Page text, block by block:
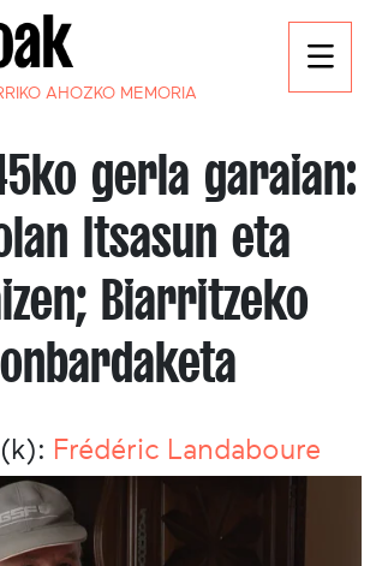
AHOZKO MEMORIA
gerla garaian:
Itsasun eta
Biarritzeko
Frédéric Landaboure